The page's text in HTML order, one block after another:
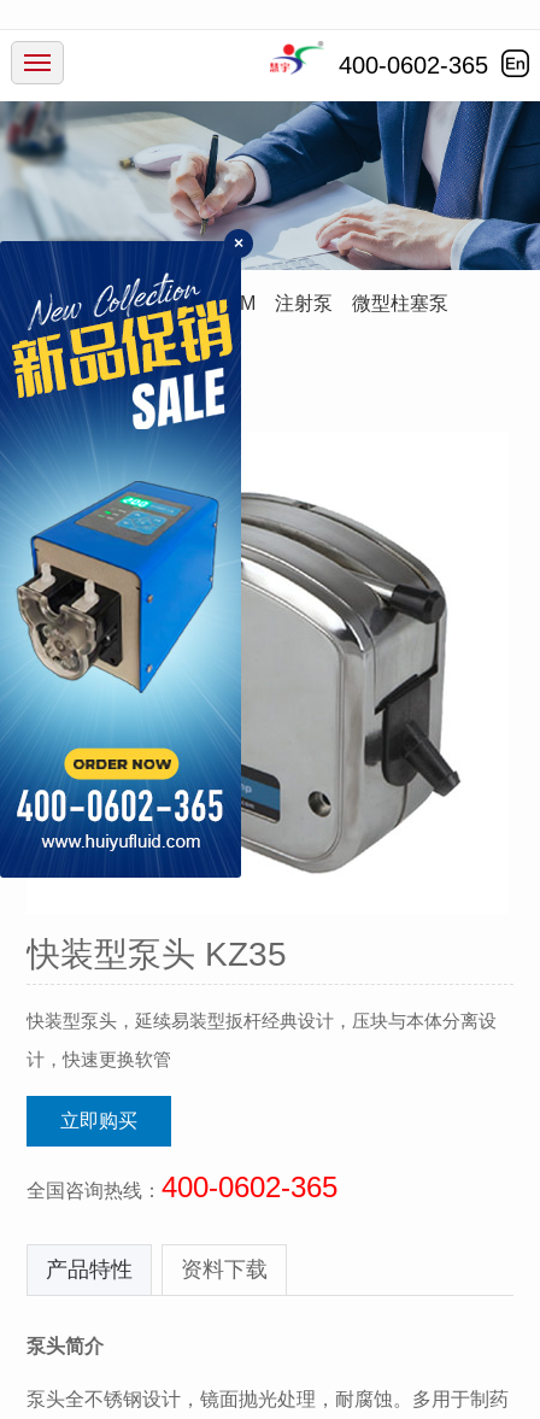
400-0602-365
产品中心
行业应用
服务支持
走进慧宇
蠕动泵 灌装系统 ODM 注射泵 微型柱塞泵
快装型泵头 KZ35
快装型泵头，延续易装型扳杆经典设计，压块与本体分离设
计，快速更换软管
立即购买
全国咨询热线：400-0602-365
产品特性 资料下载
泵头简介
泵头全不锈钢设计，镜面抛光处理，耐腐蚀。多用于制药
×